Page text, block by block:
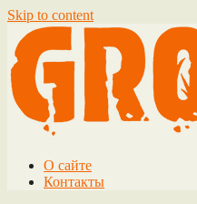
Skip to content
О сайте
Контакты